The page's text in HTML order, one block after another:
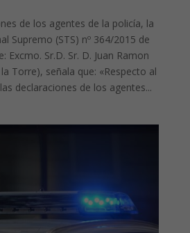
de los agentes de la policía, la
Supremo (STS) nº 364/2015 de
Excmo. Sr.D. Sr. D. Juan Ramon
Torre), señala que: «Respecto al
declaraciones de los agentes...